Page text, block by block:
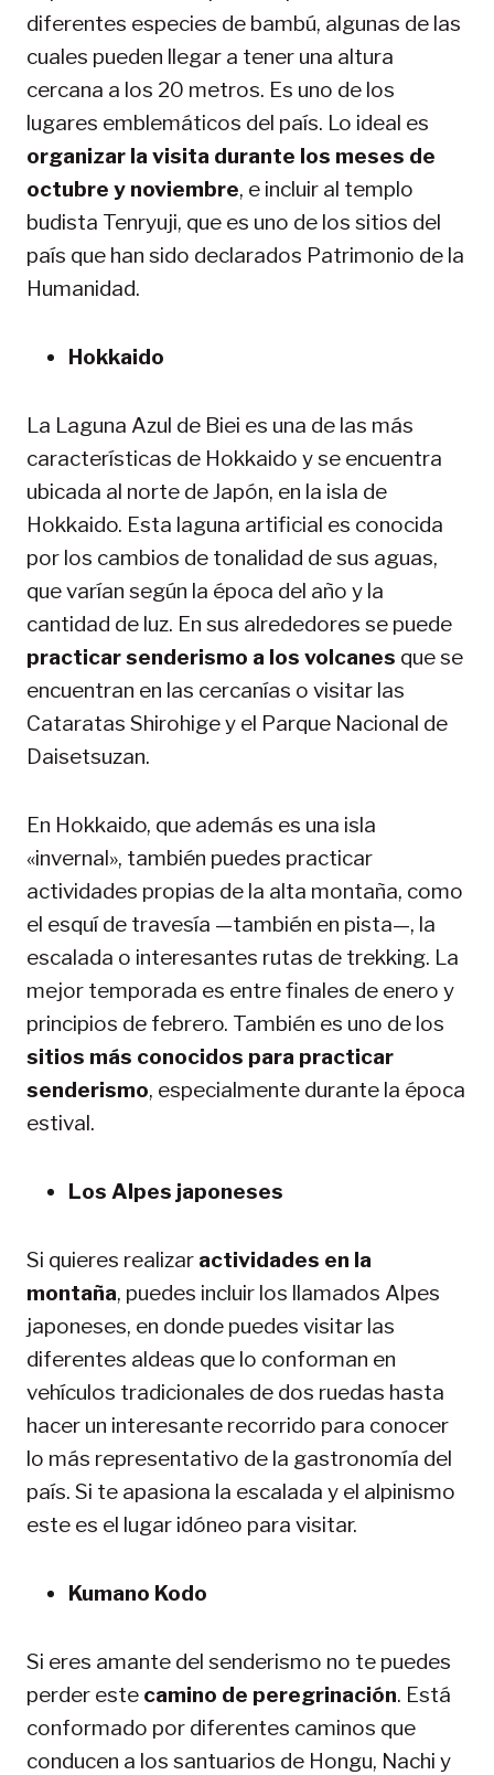
diferentes especies de bambú, algunas de las
cuales pueden llegar a tener una altura
cercana a los 20 metros. Es uno de los
lugares emblemáticos del país. Lo ideal es
organizar la visita durante los meses de
octubre y noviembre, e incluir al templo
budista Tenryuji, que es uno de los sitios del
país que han sido declarados Patrimonio de la
Humanidad.
Hokkaido
La Laguna Azul de Biei es una de las más
características de Hokkaido y se encuentra
ubicada al norte de Japón, en la isla de
Hokkaido. Esta laguna artificial es conocida
por los cambios de tonalidad de sus aguas,
que varían según la época del año y la
cantidad de luz. En sus alrededores se puede
practicar senderismo a los volcanes que se
encuentran en las cercanías o visitar las
Cataratas Shirohige y el Parque Nacional de
Daisetsuzan.
En Hokkaido, que además es una isla
«invernal», también puedes practicar
actividades propias de la alta montaña, como
el esquí de travesía —también en pista—, la
escalada o interesantes rutas de trekking. La
mejor temporada es entre finales de enero y
principios de febrero. También es uno de los
sitios más conocidos para practicar
senderismo, especialmente durante la época
estival.
Los Alpes japoneses
Si quieres realizar actividades en la
montaña, puedes incluir los llamados Alpes
japoneses, en donde puedes visitar las
diferentes aldeas que lo conforman en
vehículos tradicionales de dos ruedas hasta
hacer un interesante recorrido para conocer
lo más representativo de la gastronomía del
país. Si te apasiona la escalada y el alpinismo
este es el lugar idóneo para visitar.
Kumano Kodo
Si eres amante del senderismo no te puedes
perder este camino de peregrinación. Está
conformado por diferentes caminos que
conducen a los santuarios de Hongu, Nachi y